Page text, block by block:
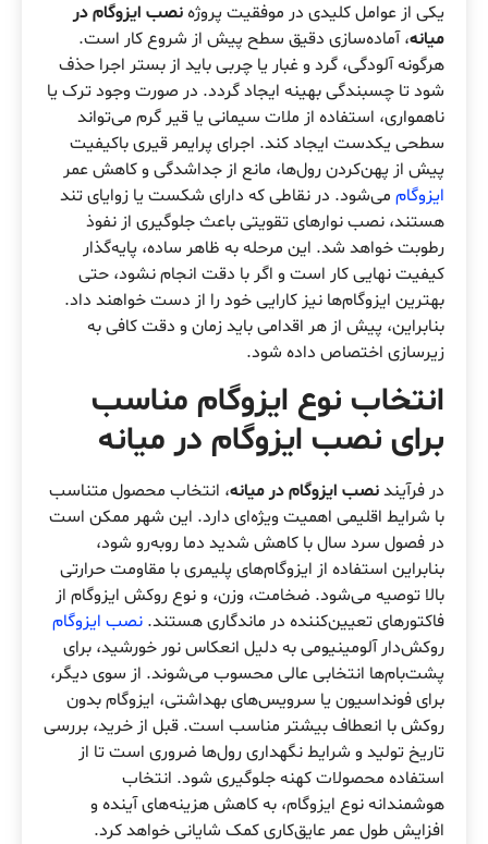
یکی از عوامل کلیدی در موفقیت پروژهنصب ایزوگام در
میانه، آماده‌سازی دقیق سطح پیش از شروع کار است.
هرگونه آلودگی، گرد و غبار یا چربی باید از بستر اجرا حذف
شود تا چسبندگی بهینه ایجاد گردد. در صورت وجود ترک یا
ناهمواری، استفاده از ملات سیمانی یا قیر گرم می‌تواند
سطحی یکدست ایجاد کند. اجرای پرایمر قیری باکیفیت
پیش از پهن‌کردن رول‌ها، مانع از جداشدگی و کاهش عمر
ایزوگام می‌شود. در نقاطی که دارای شکست یا زوایای تند
هستند، نصب نوارهای تقویتی باعث جلوگیری از نفوذ
رطوبت خواهد شد. این مرحله به ظاهر ساده، پایه‌گذار
کیفیت نهایی کار است و اگر با دقت انجام نشود، حتی
بهترین ایزوگام‌ها نیز کارایی خود را از دست خواهند داد.
بنابراین، پیش از هر اقدامی باید زمان و دقت کافی به
زیرسازی اختصاص داده شود.
انتخاب نوع ایزوگام مناسب
برای نصب ایزوگام در میانه
در فرآیندنصب ایزوگام در میانه، انتخاب محصول متناسب
با شرایط اقلیمی اهمیت ویژه‌ای دارد. این شهر ممکن است
در فصول سرد سال با کاهش شدید دما روبه‌رو شود،
بنابراین استفاده از ایزوگام‌های پلیمری با مقاومت حرارتی
بالا توصیه می‌شود. ضخامت، وزن، و نوع روکش ایزوگام از
فاکتورهای تعیین‌کننده در ماندگاری هستند. نصب ایزوگام
روکش‌دار آلومینیومی به دلیل انعکاس نور خورشید، برای
پشت‌بام‌ها انتخابی عالی محسوب می‌شوند. از سوی دیگر،
برای فونداسیون یا سرویس‌های بهداشتی، ایزوگام بدون
روکش با انعطاف بیشتر مناسب است. قبل از خرید، بررسی
تاریخ تولید و شرایط نگهداری رول‌ها ضروری است تا از
استفاده محصولات کهنه جلوگیری شود. انتخاب
هوشمندانه نوع ایزوگام، به کاهش هزینه‌های آینده و
افزایش طول عمر عایق‌کاری کمک شایانی خواهد کرد.